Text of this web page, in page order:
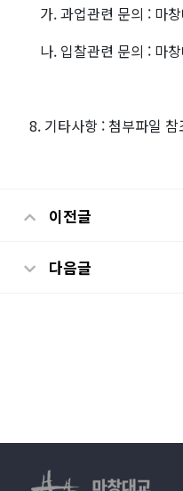
가. 과업관련 문의 : 마
나. 입찰관련 문의 : 마
8. 기타사항 : 첨부파일 참
이전글
다음글